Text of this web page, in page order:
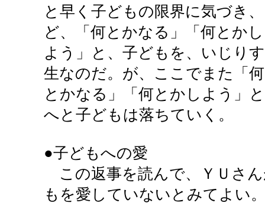
と早く子どもの限界に気づき
ど、「何とかなる」「何とかし
よう」と、子どもを、いじり
生なのだ。が、ここでまた「何
とかなる」「何とかしよう」
へと子どもは落ちていく。
●子どもへの愛
この返事を読んで、ＹＵさ
もを愛していないとみてよい